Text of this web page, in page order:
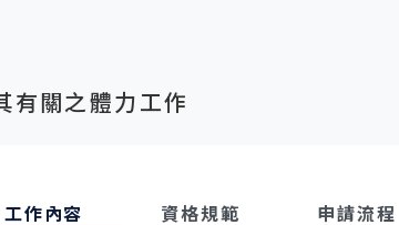
有關之體力工作
工作內容
資格規範 申請流程